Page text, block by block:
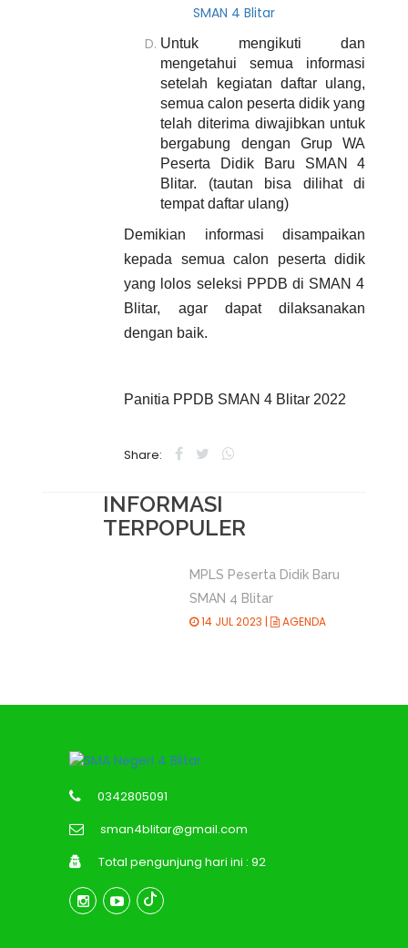
SMAN 4 Blitar
Untuk mengikuti dan
mengetahui semua informasi
setelah kegiatan daftar ulang,
semua calon peserta didik yang
telah diterima diwajibkan untuk
bergabung dengan Grup WA
Peserta Didik Baru SMAN 4
Blitar. (tautan bisa dilihat di
tempat daftar ulang)
Demikian informasi disampaikan
kepada semuacalon peserta didik
yang lolos seleksi PPDB di SMAN 4
Blitar, agar dapat dilaksanakan
dengan baik.
Panitia PPDB SMAN4 Blitar 2022
Share:
INFORMASI
TERPOPULER
MPLS Peserta Didik Baru
SMAN 4 Blitar
14 JUL 2023 | AGENDA
0342805091
sman4blitar@gmail.com
Total pengunjung hari ini : 92